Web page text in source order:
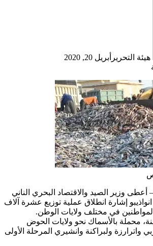
هيئة التحرير أبريل 20, 2020
– أعطى وزير الصيد والاقتصاد البحري الناني
إشارة انطلاق عملية توزيع عشرة آلاف
في مختلف ولايات الوطن.
13 شاحنة، محملة بالأسماك نحو ولايات الحوض
واترارزة ولبراكنة وانشيري المرحلة الأولى